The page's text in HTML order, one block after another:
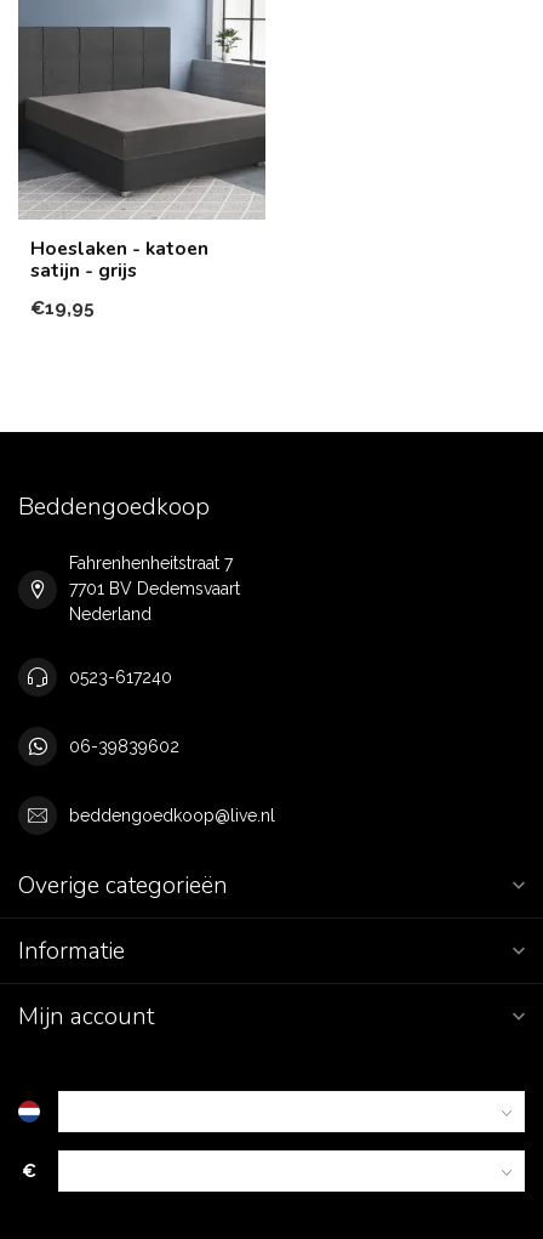
Hoeslaken - katoen
satijn - grijs
€19,95
Beddengoedkoop
Fahrenhenheitstraat 7
7701 BV Dedemsvaart
Nederland
0523-617240
06-39839602
beddengoedkoop@live.nl
Overige categorieën
Informatie
Mijn account
€